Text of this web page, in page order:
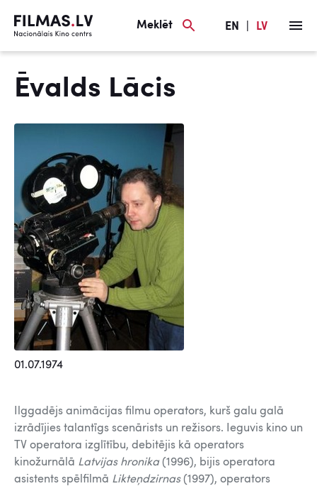
Meklēt EN LV
Ēvalds Lācis
01.07.1974
Ilggadējs animācijas filmu operators, kurš galu galā
izrādījies talantīgs scenārists un režisors. Ieguvis kino un
TV operatora izglītību, debitējis kā operators
kinožurnālā Latvijas hronika (1996), bijis operatora
asistents spēlfilmā Likteņdzirnas(1997), operators